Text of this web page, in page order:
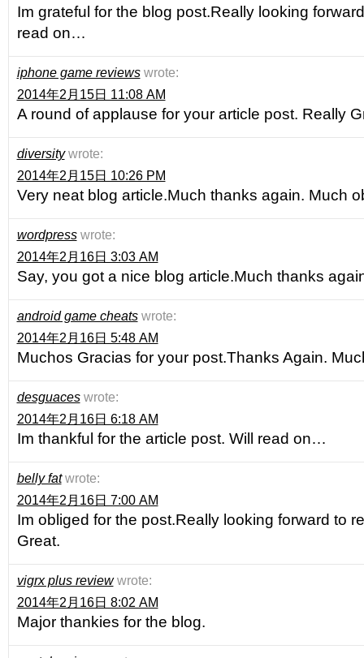
Im grateful for the blog post.Really looking
read on…
iphone game reviews wrote:
2014年2月15日 11:08 AM
A round of applause for your article post. Really
diversity wrote:
2014年2月15日 10:26 PM
Very neat blog article.Much thanks again. Much
wordpress wrote:
2014年2月16日 3:03 AM
Say, you got a nice blog article.Much thanks
android game cheats wrote:
2014年2月16日 5:48 AM
Muchos Gracias for your post.Thanks Again.
desguaces wrote:
2014年2月16日 6:18 AM
Im thankful for the article post. Will read on…
belly fat wrote:
2014年2月16日 7:00 AM
Im obliged for the post.Really looking forward to
Great.
vigrx plus review wrote:
2014年2月16日 8:02 AM
Major thankies for the blog.